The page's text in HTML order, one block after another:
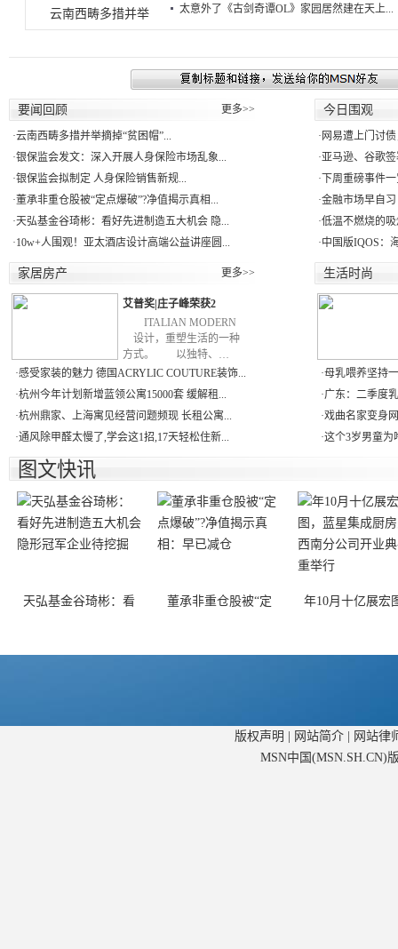
云南西畴多措并举
太意外了《古剑奇谭OL》家园居然建在天上...
要闻回顾 更多>>
·云南西畴多措并举摘掉“贫困帽”...
·银保监会发文：深入开展人身保险市场乱象...
·银保监会拟制定 人身保险销售新规...
·董承非重仓股被“定点爆破”?净值揭示真相...
·天弘基金谷琦彬：看好先进制造五大机会 隐...
·10w+人围观！亚太酒店设计高端公益讲座圆...
今日围观
· 网易遭上门讨
·亚马逊、谷歌
· 下周重磅事件
·金融市场早自
·低温不燃烧的
·中国版IQOS：
家居房产 更多>>
艾普奖|庄子峰荣获2
ITALIAN MODERN
设计，重塑生活的一种
方式。 以独特、…
·感受家装的魅力 德国ACRYLIC COUTURE装饰...
·杭州今年计划新增蓝领公寓15000套 缓解租...
·杭州鼎家、上海寓见经营问题频现 长租公寓...
·通风除甲醛太慢了,学会这1招,17天轻松住新...
生活时尚
·母乳喂养坚持
·广东：二季度
·戏曲名家变身
·这个3岁男童为
图文快讯
天弘基金谷琦彬：看 董承非重仓股被“定 年10月十亿展宏
版权声明 网站简介|
网站律
MSN中国(MSN.SH.CN)